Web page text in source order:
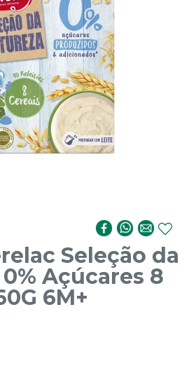
Seleção da
Açúcares 8
6M+